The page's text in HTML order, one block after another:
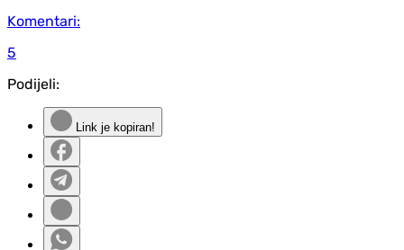
Komentari:
5
Podijeli:
Link je kopiran!